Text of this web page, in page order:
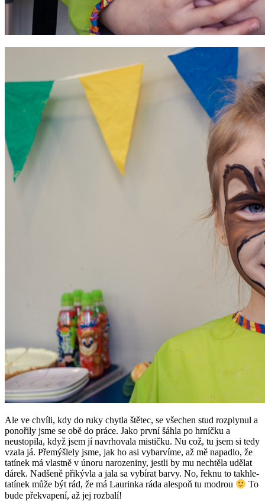
Ale ve chvíli, kdy do ruky chytla štětec, se všechen stud rozplynul a
ponořily jsme se obě do práce. Jako první šáhla po hrníčku a
neustopila, když jsem jí navrhovala mističku. Nu což, tu jsem si tedy
vzala já. Přemýšlely jsme, jak ho asi vybarvíme, až mě napadlo, že
tatínek má vlastně v únoru narozeniny, jestli by mu nechtěla udělat
dárek. Nadšeně přikývla a jala sa vybírat barvy. No, řeknu to takhle-
tatínek může být rád, že má Laurinka ráda alespoň tu modrou
To
bude překvapení, až jej rozbalí!